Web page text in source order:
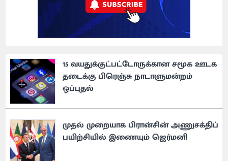
15 வயதுக்குட்பட்டோருக்கான சமூக ஊடக
தடைக்கு பிரெஞ்சு நாடாளுமன்றம்
ஒப்புதல்
முதல் முறையாக பிரான்சின் அணுசக்திப்
பயிற்சியில் இணையும் ஜெர்மனி